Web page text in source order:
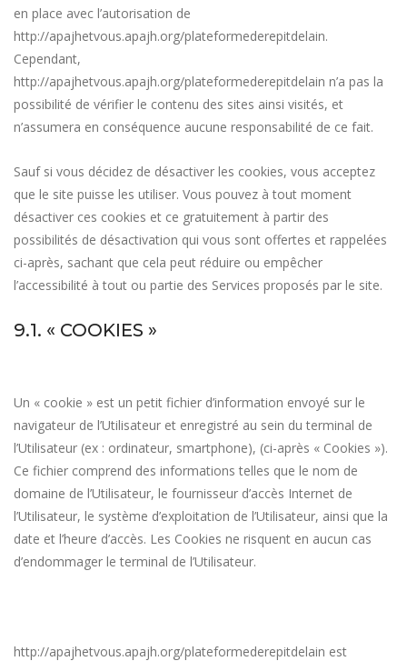
en place avec l’autorisation de
http://apajhetvous.apajh.org/plateformederepitdelain.
Cependant,
http://apajhetvous.apajh.org/plateformederepitdelain n’a pas la
possibilité de vérifier le contenu des sites ainsi visités, et
n’assumera en conséquence aucune responsabilité de ce fait.
Sauf si vous décidez de désactiver les cookies, vous acceptez
que le site puisse les utiliser. Vous pouvez à tout moment
désactiver ces cookies et ce gratuitement à partir des
possibilités de désactivation qui vous sont offertes et rappelées
ci-après, sachant que cela peut réduire ou empêcher
l’accessibilité à tout ou partie des Services proposés par le site.
9.1. « COOKIES »
Un « cookie » est un petit fichier d’information envoyé sur le
navigateur de l’Utilisateur et enregistré au sein du terminal de
l’Utilisateur (ex : ordinateur, smartphone), (ci-après « Cookies »).
Ce fichier comprend des informations telles que le nom de
domaine de l’Utilisateur, le fournisseur d’accès Internet de
l’Utilisateur, le système d’exploitation de l’Utilisateur, ainsi que la
date et l’heure d’accès. Les Cookies ne risquent en aucun cas
d’endommager le terminal de l’Utilisateur.
http://apajhetvous.apajh.org/plateformederepitdelain est